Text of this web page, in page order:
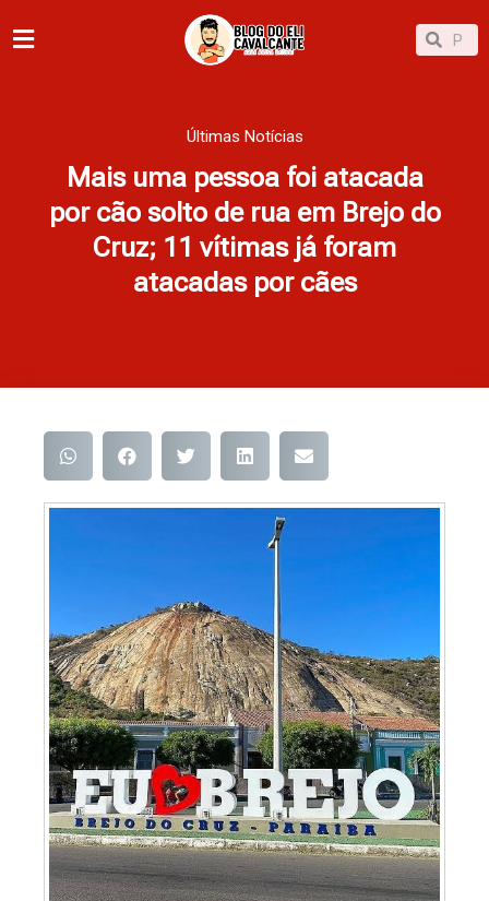
para
Pesquisar
Últimas Notícias
Mais uma pessoa foi atacada
por cão solto de rua em Brejo do
Cruz; 11 vítimas já foram
atacadas por cães